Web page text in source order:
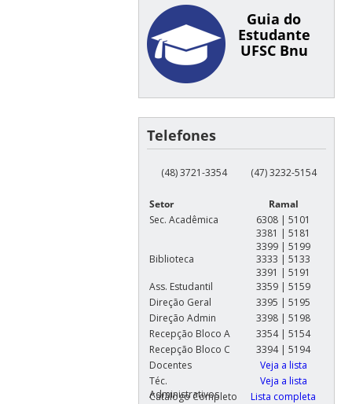
Guia do
Estudante
UFSC Bnu
Telefones
(48) 3721-3354 (47) 3232-5154
Setor
Ramal
Sec. Acadêmica
6308 | 5101
3381 | 5181
3399 | 5199
Biblioteca
3333 | 5133
3391 | 5191
Ass. Estudantil
3359 | 5159
Direção Geral
3395 | 5195
Direção Admin
3398 | 5198
Recepção Bloco A
3354 | 5154
Recepção Bloco C
3394 | 5194
Docentes
Veja a lista
Téc.
Administrativos
Veja a lista
Catálogo Completo
Lista completa